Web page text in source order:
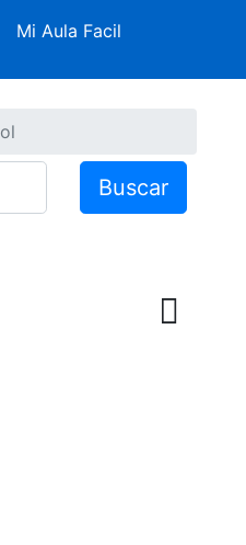
Mi Aula Facil
Buscar